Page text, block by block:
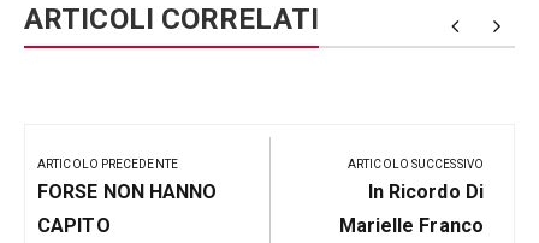
ARTICOLI CORRELATI
articoli
ARTICOLO PRECEDENTE
Articolo
Precedente:
FORSE NON HANNO
CAPITO
ARTICOLO SUCCESSIVO
Prossimo
Post
In Ricordo Di
Marielle Franco